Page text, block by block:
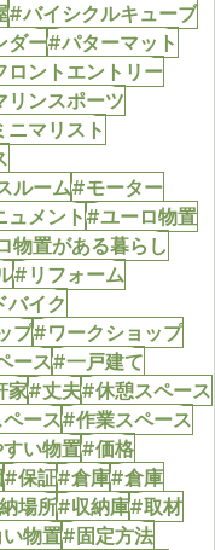
#バイシクルキューブ
ダー#パターマット
ロントエントリー
リンスポーツ
ニマリスト
ルーム#モーター
メント#ユーロ物置
物置がある暮らし
#リフォーム
バイク
プ#ワークショップ
ース#一戸建て
家#丈夫#休憩スペース
ース#作業スペース
い物置#価格
#保証#倉庫#倉庫
場所#収納庫#取材
物置#固定方法